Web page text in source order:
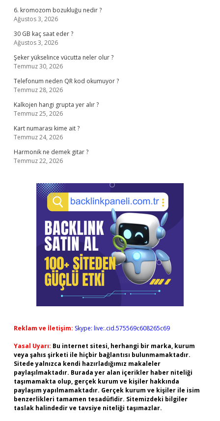
6. kromozom bozukluğu nedir ?
Ağustos 3, 2026
30 GB kaç saat eder ?
Ağustos 3, 2026
Şeker yükselince vücutta neler olur ?
Temmuz 30, 2026
Telefonum neden QR kod okumuyor ?
Temmuz 28, 2026
Kalkojen hangi grupta yer alır ?
Temmuz 25, 2026
Kart numarası kime ait ?
Temmuz 24, 2026
Harmonik ne demek gitar ?
Temmuz 22, 2026
Reklam ve İletişim: Skype: live:.cid.575569c608265c69
Yasal Uyarı: Bu internet sitesi, herhangi bir marka, kurum
veya şahıs şirketi ile hiçbir bağlantısı bulunmamaktadır.
Sitede yalnızca kendi hazırladığımız makaleler
paylaşılmaktadır. Burada yer alan içerikler haber niteliği
taşımamakta olup, gerçek kurum ve kişiler hakkında
paylaşım yapılmamaktadır. Gerçek kurum ve kişiler ile isim
benzerlikleri tamamen tesadüfidir. Sitemizdeki bilgiler
taslak halindedir ve tavsiye niteliği taşımazlar.